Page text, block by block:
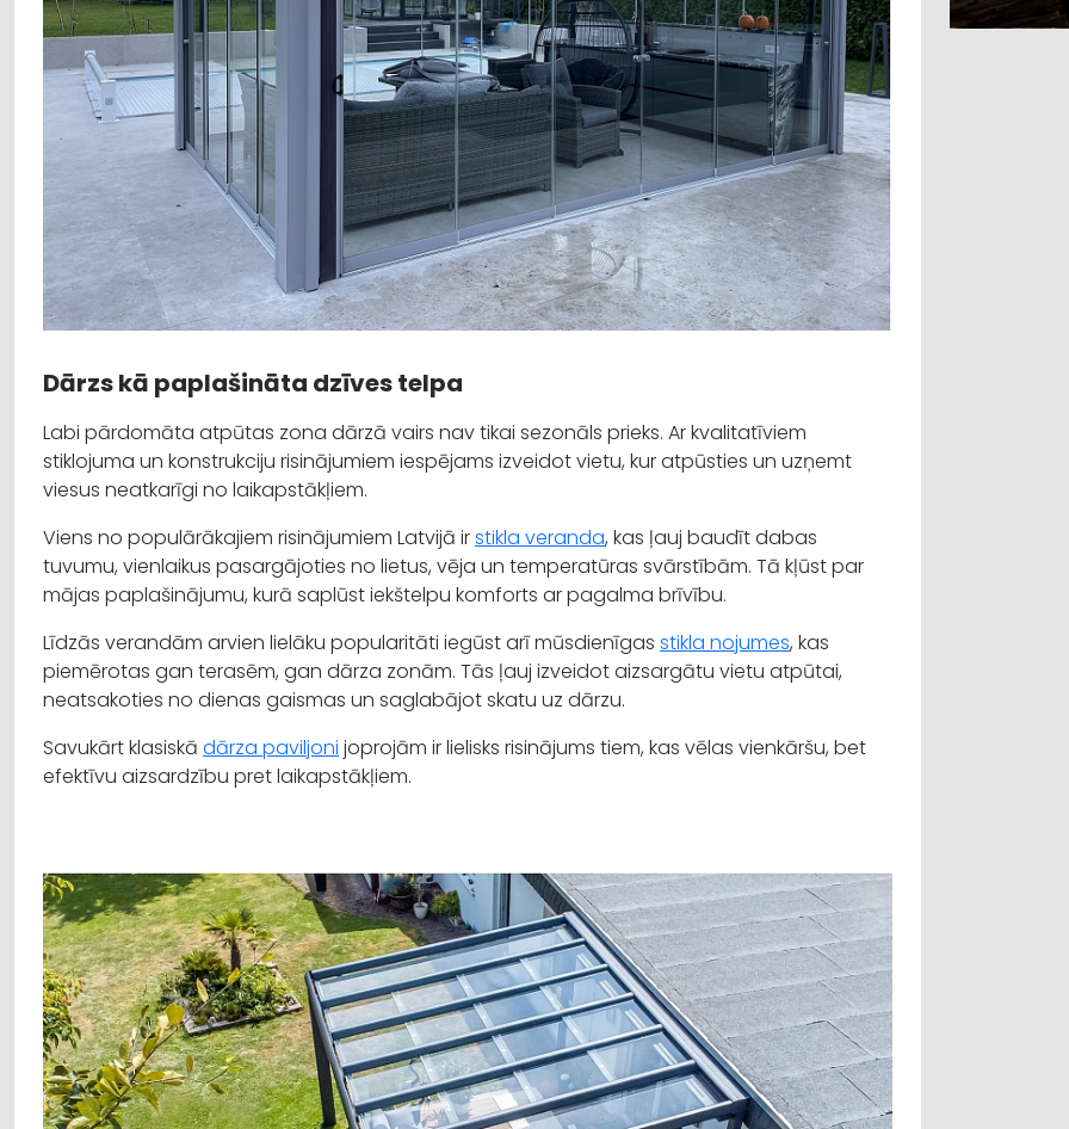
Dārzs kā paplašināta dzīves telpa
Labi pārdomāta atpūtas zona dārzā vairs nav tikai sezonāls prieks. Ar kvalitatīviem
stiklojuma un konstrukciju risinājumiem iespējams izveidot vietu, kur atpūsties un uzņemt
viesus neatkarīgi no laikapstākļiem.
Viens no populārākajiem risinājumiem Latvijā irstikla veranda, kas ļauj baudīt dabas
tuvumu, vienlaikus pasargājoties no lietus, vēja un temperatūras svārstībām. Tā kļūst par
mājas paplašinājumu, kurā saplūst iekštelpu komforts ar pagalma brīvību.
Līdzās verandām arvien lielāku popularitāti iegūst arī mūsdienīgas stikla nojumes, kas
piemērotas gan terasēm, gan dārza zonām. Tās ļauj izveidot aizsargātu vietu atpūtai,
neatsakoties no dienas gaismas un saglabājot skatu uz dārzu.
Savukārt klasiskā dārza paviljoni joprojām ir lielisks risinājums tiem, kas vēlas vienkāršu, bet
efektīvu aizsardzību pret laikapstākļiem.